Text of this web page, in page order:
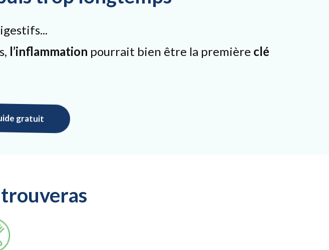
l’inflammation pourrait bien être la première clé
gratuit